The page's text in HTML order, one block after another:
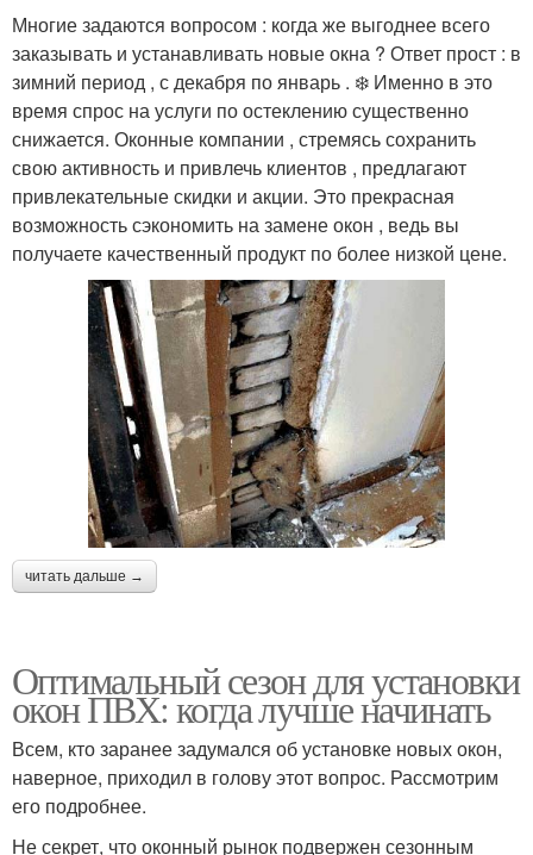
Многие задаются вопросом : когда же выгоднее всего
заказывать и устанавливать новые окна ? Ответ прост : в
зимний период , с декабря по январь . ❄️ Именно в это
время спрос на услуги по остеклению существенно
снижается. Оконные компании , стремясь сохранить
свою активность и привлечь клиентов , предлагают
привлекательные скидки и акции. Это прекрасная
возможность сэкономить на замене окон , ведь вы
получаете качественный продукт по более низкой цене.
читать дальше →
Оптимальный сезон для установки
окон ПВХ: когда лучше начинать
Всем, кто заранее задумался об установке новых окон,
наверное, приходил в голову этот вопрос. Рассмотрим
его подробнее.
Не секрет, что оконный рынок подвержен сезонным